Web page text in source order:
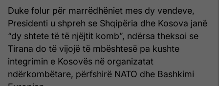
Duke folur për marrëdhëniet mes dy vendeve,
Presidenti u shpreh se Shqipëria dhe Kosova janë
“dy shtete të të njëjtit komb”, ndërsa theksoi se
Tirana do të vijojë të mbështesë pa kushte
integrimin e Kosovës në organizatat
ndërkombëtare, përfshirë NATO dhe Bashkimi